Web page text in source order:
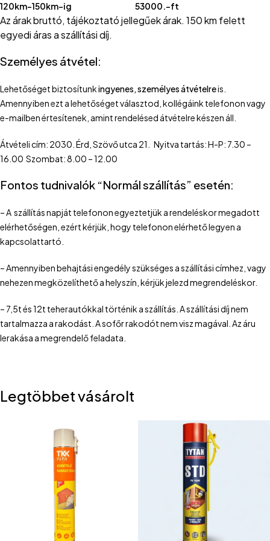
120km-150km-ig 53000.-ft
Az árak bruttó, tájékoztató jellegűek árak. 150 km felett
egyedi áras a szállítási díj.
Személyes átvétel:
Lehetőséget biztosítunkingyenes, személyes átvételreis.
Amennyiben ezt a lehetőséget választod, kollégáink telefonon vagy
e-mailben értesítenek, amint rendelésed átvételre készen áll.
Átvételi cím: 2030. Érd, Szövő utca 21. Nyitva tartás: H-P: 7.30 –
16.00 Szombat: 8.00 – 12.00
Fontos tudnivalók “Normál szállítás” esetén:
– A szállítás napját telefonon egyeztetjük a rendeléskor megadott
elérhetőségen, ezért kérjük, hogy telefonon elérhető legyen a
kapcsolattartó.
– Amennyiben behajtási engedély szükséges a szállítási címhez, vagy
nehezen megközelíthető a helyszín, kérjük jelezd megrendeléskor.
– 7,5t és 12t teherautókkal történik a szállítás. A szállítási díj nem
tartalmazza a rakodást. A sofőr rakodót nem visz magával. Az áru
lerakása a megrendelő feladata.
Legtöbbet vásárolt